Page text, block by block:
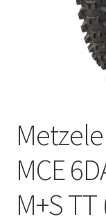
MCE
M+S